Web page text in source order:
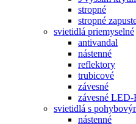
stropné
stropné
svietidlá priemyselné
antivandal
nástenné
reflektory
trubicové
závesné
závesné
svietidlá s
nástenné